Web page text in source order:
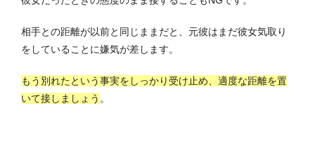
相手との距離が以前と同じままだと、元彼はまだ彼女気取り
をしていることに嫌気が差します。
もう別れたという事実をしっかり受け止め、適度な距離を置
いて接しましょう 。